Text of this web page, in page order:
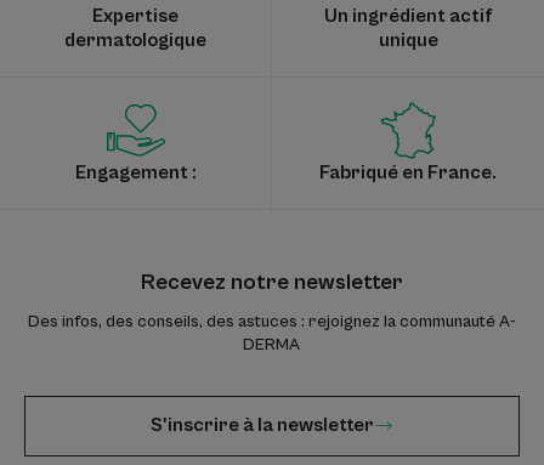
Expertise
dermatologique
Un ingrédient actif
unique
Engagement : Fabriqué en France.
Recevez notre newsletter
Des infos, des conseils, des astuces : rejoignez la communauté A-
DERMA
S'inscrire à la newsletter